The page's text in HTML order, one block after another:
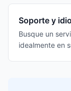
Soporte y
Busque un
idealmente en